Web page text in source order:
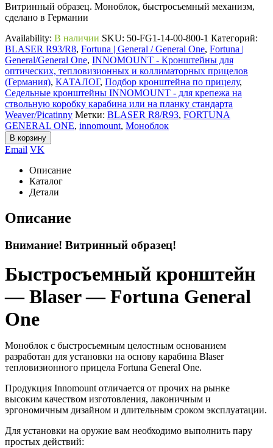
составляла
₽50,000.00.
₽40,000.00.
Витринный образец. Моноблок, быстросъемный механизм,
сделано в Германии
Availability: В наличии SKU: 50-FG1-14-00-800-1 Категорий:
BLASER R93/R8, Fortuna | General / General One, Fortuna |
General/General One, INNOMOUNT - Кронштейны для
оптических, тепловизионных и коллиматорных прицелов
(Германия), КАТАЛОГ, Подбор кронштейна по прицелу,
Седельные кронштейны INNOMOUNT - для крепежа на
ствольную коробку карабина или на планку стандарта
Weaver/Picatinny Метки: BLASER R8/R93, FORTUNA
GENERAL ONE, innomount, Моноблок
В корзину
Email VK
Описание
Каталог
Детали
Описание
Внимание! Витринный образец!
Быстросъемный кронштейн
— Blaser — Fortuna General
One
Моноблок с быстросъемным целостным основанием
разработан для установки на основу карабина Blaser
тепловизионного прицела Fortuna General One.
Продукция Innomount отличается от прочих на рынке
высоким качеством изготовления, лаконичным и
эргономичным дизайном и длительным сроком эксплуатации.
Для установки на оружие вам необходимо выполнить пару
простых действий: